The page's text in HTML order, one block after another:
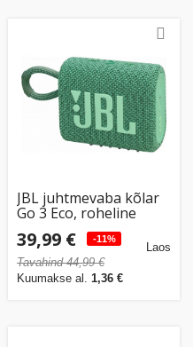
JBL juhtmevaba kõlar
Go 3 Eco, roheline
39,99 € -11%
Tavahind 44,99 €
Kuumakse al. 1,36 €
Laos